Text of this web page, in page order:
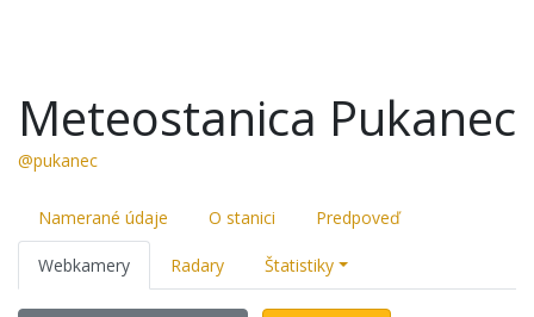
Meteostanica Pukanec
@pukanec
Namerané údaje O stanici Predpoveď
Webkamery Radary Štatistiky